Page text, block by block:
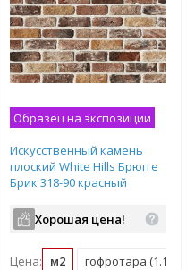
мастербокс (38 м2)
Образец на экспозиции
Искусственный камень
плоский White Hills Брюгге
Брик 318-90 красный
Хорошая цена!
Цена: м2 гофротара (1.16 м2)